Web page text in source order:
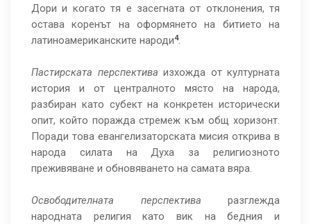
Дори и когато тя е засегната от отклонения, тя
остава коренът на оформянето на битието на
латиноамериканските народи4.
Пастирската перспектива изхожда от културната
история и от централното място на народа,
разбиран като субект на конкретен исторически
опит, който поражда стремеж към общ хоризонт.
Поради това евангелизаторската мисия открива в
народа силата на Духа за религиозното
преживяване и обновяването на самата вяра.
Освободителната перспектива разглежда
народната религия като вик на бедния и